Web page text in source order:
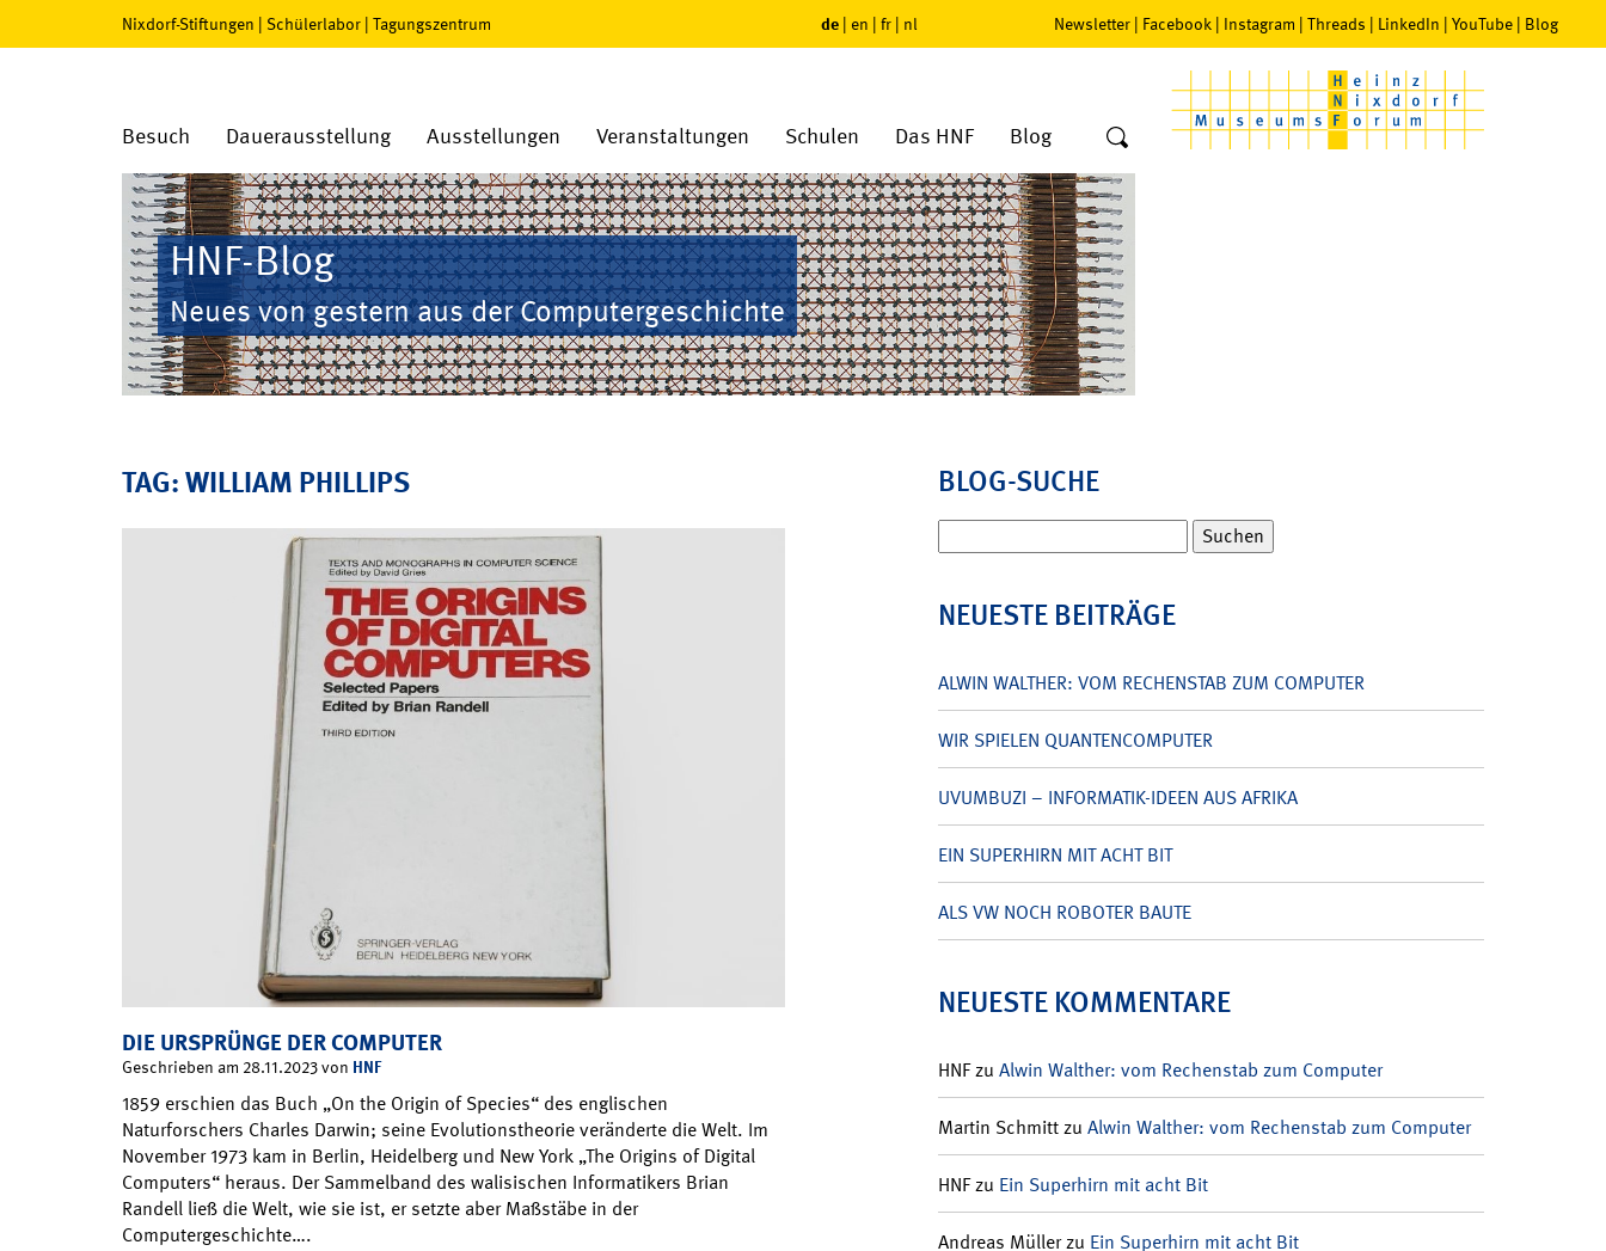
Nixdorf-Stiftungen | Schülerlabor | Tagungszentrum de | en | fr | nl Newsletter | Facebook | Instagram | Threads | LinkedIn | YouTube | Blog
Besuch Dauerausstellung Ausstellungen Veranstaltungen Schulen Das HNF Blog
HNF-Blog
Neues von gestern aus der Computergeschichte
TAG: WILLIAM PHILLIPS
DIE URSPRÜNGE DER COMPUTER
Geschrieben am 28.11.2023 von HNF
1859 erschien das Buch „On the Origin of Species“ des englischen
Naturforschers Charles Darwin; seine Evolutionstheorie veränderte die Welt. Im
November 1973 kam in Berlin, Heidelberg und New York „The Origins of Digital
Computers“ heraus. Der Sammelband des walisischen Informatikers Brian
Randell ließ die Welt, wie sie ist, er setzte aber Maßstäbe in der
Computergeschichte….
BLOG-SUCHE
nach:
NEUESTE BEITRÄGE
ALWIN WALTHER: VOM RECHENSTAB ZUM COMPUTER
WIR SPIELEN QUANTENCOMPUTER
UVUMBUZI – INFORMATIK-IDEEN AUS AFRIKA
EIN SUPERHIRN MIT ACHT BIT
ALS VW NOCH ROBOTER BAUTE
NEUESTE KOMMENTARE
HNFzu Alwin Walther: vom Rechenstab zum Computer
Martin Schmittzu Alwin Walther: vom Rechenstab zum Computer
HNFzu Ein Superhirn mit acht Bit
Andreas Müllerzu Ein Superhirn mit acht Bit